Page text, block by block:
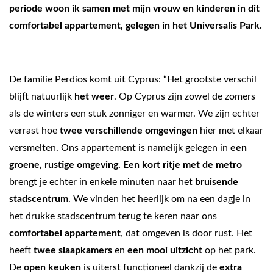
periode woon ik samen met mijn vrouw en kinderen in dit
comfortabel appartement, gelegen in het Universalis Park.
De familie Perdios komt uit Cyprus: “Het grootste verschil
blijft natuurlijk het weer. Op Cyprus zijn zowel de zomers
als de winters een stuk zonniger en warmer. We zijn echter
verrast hoe twee verschillende omgevingen hier met elkaar
versmelten. Ons appartement is namelijk gelegen in een
groene, rustige omgeving. Een kort ritje met de metro
brengt je echter in enkele minuten naar het bruisende
stadscentrum. We vinden het heerlijk om na een dagje in
het drukke stadscentrum terug te keren naar ons
comfortabel appartement, dat omgeven is door rust. Het
heeft twee slaapkamers en een mooi uitzicht op het park.
De open keuken is uiterst functioneel dankzij de extra